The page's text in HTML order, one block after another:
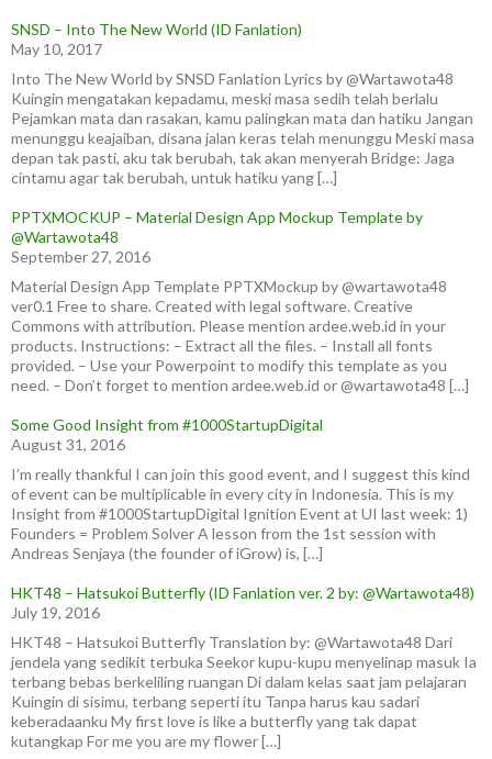
SNSD – Into The New World (ID Fanlation)
May 10, 2017
Into The New World by SNSD Fanlation Lyrics by @Wartawota48
Kuingin mengatakan kepadamu, meski masa sedih telah berlalu
Pejamkan mata dan rasakan, kamu palingkan mata dan hatiku Jangan
menunggu keajaiban, disana jalan keras telah menunggu Meski masa
depan tak pasti, aku tak berubah, tak akan menyerah Bridge: Jaga
cintamu agar tak berubah, untuk hatiku yang […]
PPTXMOCKUP – Material Design App Mockup Template by
@Wartawota48
September 27, 2016
Material Design App Template PPTXMockup by @wartawota48
ver0.1 Free to share. Created with legal software. Creative
Commons with attribution. Please mention ardee.web.id in your
products. Instructions: – Extract all the files. – Install all fonts
provided. – Use your Powerpoint to modify this template as you
need. – Don’t forget to mention ardee.web.id or @wartawota48 […]
Some Good Insight from #1000StartupDigital
August 31, 2016
I’m really thankful I can join this good event, and I suggest this kind
of event can be multiplicable in every city in Indonesia. This is my
Insight from #1000StartupDigital Ignition Event at UI last week: 1)
Founders = Problem Solver A lesson from the 1st session with
Andreas Senjaya (the founder of iGrow) is, […]
HKT48 – Hatsukoi Butterfly (ID Fanlation ver. 2 by: @Wartawota48)
July 19, 2016
HKT48 – Hatsukoi Butterfly Translation by: @Wartawota48 Dari
jendela yang sedikit terbuka Seekor kupu-kupu menyelinap masuk Ia
terbang bebas berkeliling ruangan Di dalam kelas saat jam pelajaran
Kuingin di sisimu, terbang seperti itu Tanpa harus kau sadari
keberadaanku My first love is like a butterfly yang tak dapat
kutangkap For me you are my flower […]